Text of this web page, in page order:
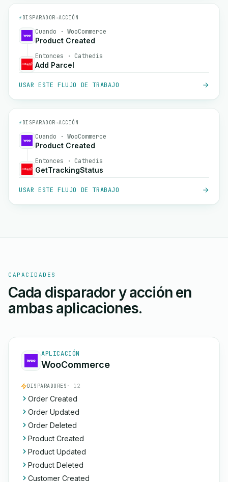
⚡ DISPARADOR→ACCIÓN
Cuando · WooCommerce
Product Created
Entonces · Cathedis
Add Parcel
USAR ESTE FLUJO DE TRABAJO
⚡ DISPARADOR→ACCIÓN
Cuando · WooCommerce
Product Created
Entonces · Cathedis
GetTrackingStatus
USAR ESTE FLUJO DE TRABAJO
CAPACIDADES
Cada disparador y acción en
ambas aplicaciones.
APLICACIÓN
WooCommerce
DISPARADORES · 12
Order Created
Order Updated
Order Deleted
Product Created
Product Updated
Product Deleted
Customer Created